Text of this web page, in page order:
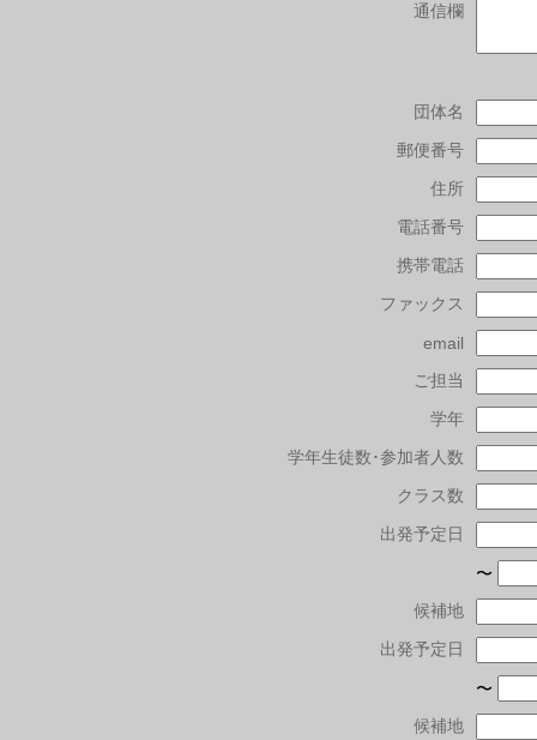
通信欄
団体名
郵便番号
住所
電話番号
携帯電話
ファックス
email
ご担当
学年
学年生徒数･参加者人数
クラス数
出発予定日
〜
候補地
出発予定日
〜
候補地